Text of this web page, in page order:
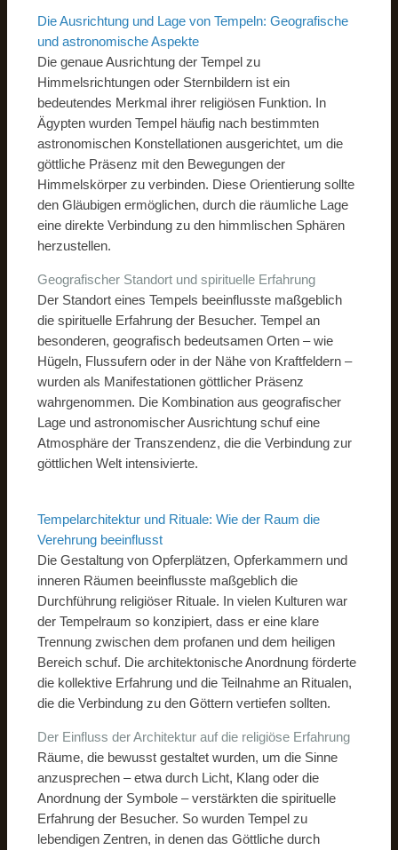
Die Ausrichtung und Lage von Tempeln: Geografische
und astronomische Aspekte
Die genaue Ausrichtung der Tempel zu
Himmelsrichtungen oder Sternbildern ist ein
bedeutendes Merkmal ihrer religiösen Funktion. In
Ägypten wurden Tempel häufig nach bestimmten
astronomischen Konstellationen ausgerichtet, um die
göttliche Präsenz mit den Bewegungen der
Himmelskörper zu verbinden. Diese Orientierung sollte
den Gläubigen ermöglichen, durch die räumliche Lage
eine direkte Verbindung zu den himmlischen Sphären
herzustellen.
Geografischer Standort und spirituelle Erfahrung
Der Standort eines Tempels beeinflusste maßgeblich
die spirituelle Erfahrung der Besucher. Tempel an
besonderen, geografisch bedeutsamen Orten – wie
Hügeln, Flussufern oder in der Nähe von Kraftfeldern –
wurden als Manifestationen göttlicher Präsenz
wahrgenommen. Die Kombination aus geografischer
Lage und astronomischer Ausrichtung schuf eine
Atmosphäre der Transzendenz, die die Verbindung zur
göttlichen Welt intensivierte.
Tempelarchitektur und Rituale: Wie der Raum die
Verehrung beeinflusst
Die Gestaltung von Opferplätzen, Opferkammern und
inneren Räumen beeinflusste maßgeblich die
Durchführung religiöser Rituale. In vielen Kulturen war
der Tempelraum so konzipiert, dass er eine klare
Trennung zwischen dem profanen und dem heiligen
Bereich schuf. Die architektonische Anordnung förderte
die kollektive Erfahrung und die Teilnahme an Ritualen,
die die Verbindung zu den Göttern vertiefen sollten.
Der Einfluss der Architektur auf die religiöse Erfahrung
Räume, die bewusst gestaltet wurden, um die Sinne
anzusprechen – etwa durch Licht, Klang oder die
Anordnung der Symbole – verstärkten die spirituelle
Erfahrung der Besucher. So wurden Tempel zu
lebendigen Zentren, in denen das Göttliche durch